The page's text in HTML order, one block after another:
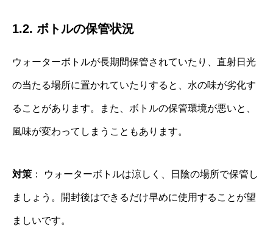
1.2. ボトルの保管状況
ウォーターボトルが長期間保管されていたり、直射日光
の当たる場所に置かれていたりすると、水の味が劣化す
ることがあります。また、ボトルの保管環境が悪いと、
風味が変わってしまうこともあります。
対策 ： ウォーターボトルは涼しく、日陰の場所で保管し
ましょう。開封後はできるだけ早めに使用することが望
ましいです。